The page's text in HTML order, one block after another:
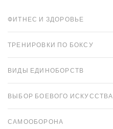
ФИТНЕС И ЗДОРОВЬЕ
ТРЕНИРОВКИ ПО БОКСУ
ВИДЫ ЕДИНОБОРСТВ
ВЫБОР БОЕВОГО ИСКУССТВА
САМООБОРОНА